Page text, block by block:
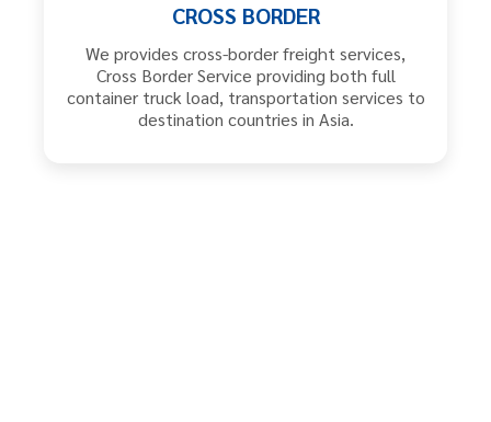
CROSS BORDER
We provides cross-border freight services,
Cross Border Service providing both full
container truck load, transportation services to
destination countries in Asia.